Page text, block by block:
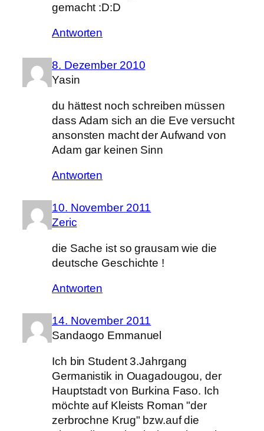
gemacht :D:D
Antworten
8. Dezember 2010
Yasin
du hättest noch schreiben müssen
dass Adam sich an die Eve versucht
ansonsten macht der Aufwand von
Adam gar keinen Sinn
Antworten
10. November 2011
Zeric
die Sache ist so grausam wie die
deutsche Geschichte !
Antworten
14. November 2011
Sandaogo Emmanuel
Ich bin Student 3.Jahrgang
Germanistik in Ouagadougou, der
Hauptstadt von Burkina Faso. Ich
möchte auf Kleists Roman "der
zerbrochne Krug" bzw.auf die